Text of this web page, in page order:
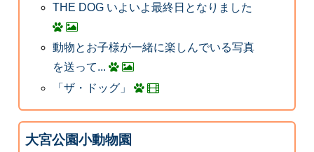
THE DOG いよいよ最終日となりました
動物とお子様が一緒に楽しんでいる写真
を送って...
「ザ・ドッグ」
大宮公園小動物園